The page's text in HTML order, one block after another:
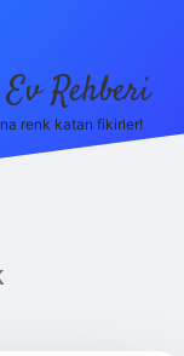
Ev Rehberi
renk katan fikirler!